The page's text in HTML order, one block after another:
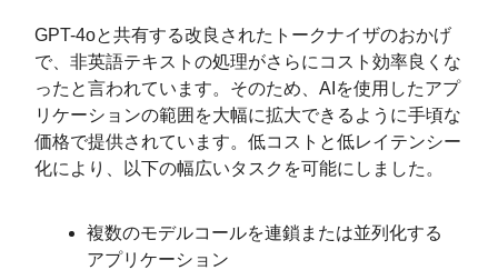
GPT-4oと共有する改良されたトークナイザのおかげ
で、非英語テキストの処理がさらにコスト効率良くな
ったと言われています。そのため、AIを使用したアプ
リケーションの範囲を大幅に拡大できるように手頃な
価格で提供されています。低コストと低レイテンシー
化により、以下の幅広いタスクを可能にしました。
複数のモデルコールを連鎖または並列化する
アプリケーション